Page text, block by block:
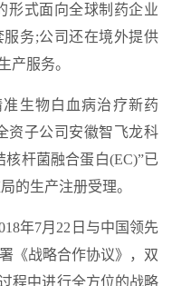
形式面向全球制药企业
务;公司还在境外提供
产服务。
准生物白血病治疗新药
资子公司安徽智飞龙科
杆菌融合蛋白(EC)”已
的生产注册受理。
年7月22日与中国领先
《战略合作协议》，双
程中进行全方位的战略